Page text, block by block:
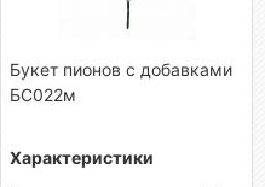
Букет пионов с добавками
БС022м
Характеристики